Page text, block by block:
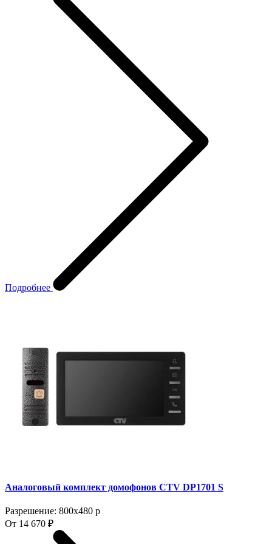
Подробнее
Аналоговый комплект домофонов CTV DP1701 S
Разрешение: 800x480 p
От 14 670 ₽